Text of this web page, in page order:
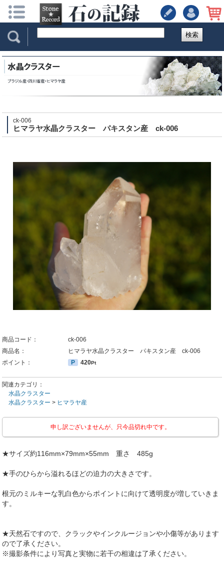
検索
ck-006
ヒマラヤ水晶クラスター パキスタン産 ck-006
商品コード：
ck-006
商品名：
ヒマラヤ水晶クラスター パキスタン産 ck-006
ポイント：
P 420Pt
関連カテゴリ：
水晶クラスター
水晶クラスター > ヒマラヤ産
申し訳ございませんが、只今品切れ中です。
★サイズ約116mm×79mm×55mm 重さ 485g
★手のひらから溢れるほどの迫力の大きさです。
根元のミルキーな乳白色からポイントに向けて透明度が増していきま
す。
★天然石ですので、クラックやインクルージョンや小傷等があります
ので了承ください。
※撮影条件により写真と実物に若干の相違は了承ください。